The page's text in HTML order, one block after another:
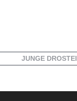
JUNGE DROSTEI